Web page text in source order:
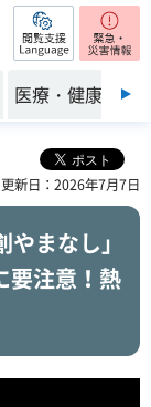
閲覧支援
医療・健康・福
更新日：2026年7月7日
まなし」
要注意！熱